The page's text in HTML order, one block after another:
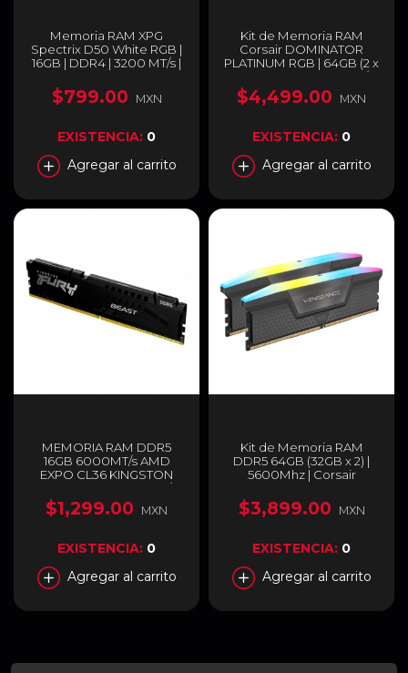
Memoria RAM XPG
Spectrix D50 White RGB |
16GB | DDR4 | 3200 MT/s |
AX4U320016G16A-SW50
$799.00 MXN
EXISTENCIA: 0
Agregar al carrito
Kit de Memoria RAM
Corsair DOMINATOR
PLATINUM RGB | 64GB (2 x
32GB) | DDR5 | 5600 MT/s |
CL40 | XMP | RGB | Negro |
CMT64GX5M2B5600C40
$4,499.00 MXN
EXISTENCIA: 0
Agregar al carrito
MEMORIA RAM DDR5
16GB 6000MT/s AMD
EXPO CL36 KINGSTON
FURY BEAST NEGRO /
KF560C36BBE-16
$1,299.00 MXN
EXISTENCIA: 0
Agregar al carrito
Kit de Memoria RAM
DDR5 64GB (32GB x 2) |
5600Mhz | Corsair
CMH64GX5M2B5600Z40
K
$3,899.00 MXN
EXISTENCIA: 0
Agregar al carrito